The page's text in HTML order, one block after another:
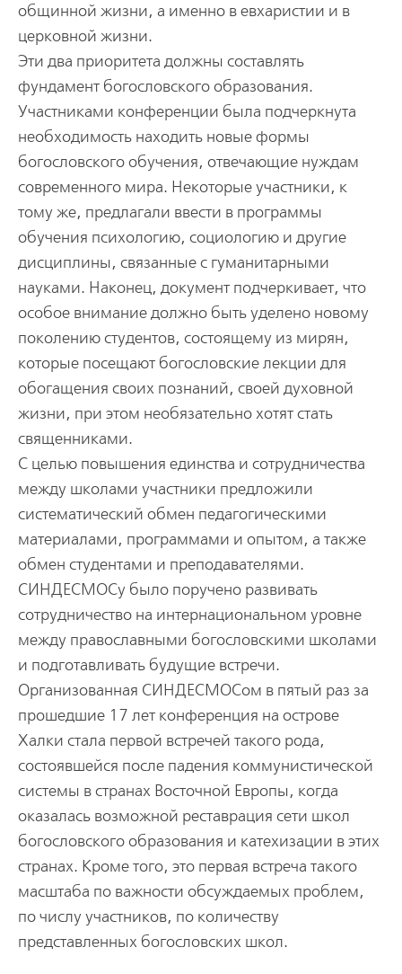
общинной жизни, а именно в евхаристии и в
церковной жизни.
Эти два приоритета должны составлять
фундамент богословского образования.
Участниками конференции была подчеркнута
необходимость находить новые формы
богословского обучения, отвечающие нуждам
современного мира. Некоторые участники, к
тому же, предлагали ввести в программы
обучения психологию, социологию и другие
дисциплины, связанные с гуманитарными
науками. Наконец, документ подчеркивает, что
особое внимание должно быть уделено новому
поколению студентов, состоящему из мирян,
которые посещают богословские лекции для
обогащения своих познаний, своей духовной
жизни, при этом необязательно хотят стать
священниками.
С целью повышения единства и сотрудничества
между школами участники предложили
систематический обмен педагогическими
материалами, программами и опытом, а также
обмен студентами и преподавателями.
СИНДЕСМОСу было поручено развивать
сотрудничество на интернациональном уровне
между православными богословскими школами
и подготавливать будущие встречи.
Организованная СИНДЕСМОСом в пятый раз за
прошедшие 17 лет конференция на острове
Халки стала первой встречей такого рода,
состоявшейся после падения коммунистической
системы в странах Восточной Европы, когда
оказалась возможной реставрация сети школ
богословского образования и катехизации в этих
странах. Кроме того, это первая встреча такого
масштаба по важности обсуждаемых проблем,
по числу участников, по количеству
представленных богословских школ.